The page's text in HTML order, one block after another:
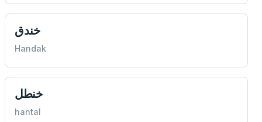
خندق
Handak
خنطل
hantal